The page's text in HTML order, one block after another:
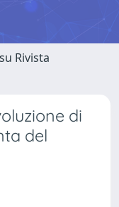
Rivista
di
del